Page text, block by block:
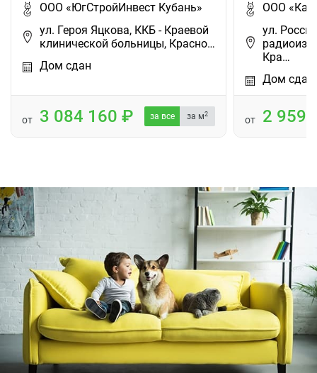
ООО «ЮгСтройИнвест Кубань»
ул. Героя Яцкова, ККБ - Краевой
клинической больницы, Красно…
Дом сдан
от 3 084 160 за все за м2
ООО
ул.
Кра…
Дом сдан
от 2 959